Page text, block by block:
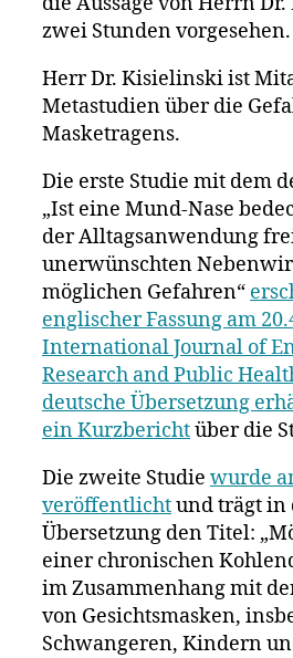
zwei Stunden vorgesehen.
Herr Dr. Kisielinski ist
Metastudien über die
Masketragens.
Die erste Studie mit dem
„Ist eine Mund-Nase
der Alltagsanwendung
unerwünschten
möglichen Gefahren“
englischer Fassung am
International Journal of
Research and Public
deutsche Übersetzung
ein Kurzberichtüber die
Die zweite Studie wurde
veröffentlichtund trägt in
Übersetzung den Titel:
einer chronischen
im Zusammenhang mit
von Gesichtsmasken,
Schwangeren, Kindern